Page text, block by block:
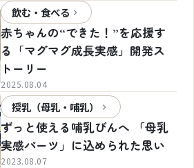
飲む・食べる
赤ちゃんの“できた！”を応援す
る「マグマグ成長実感」開発ス
トーリー
2025.08.04
授乳（母乳・哺乳）
ずっと使える哺乳びんへ 「母乳
実感パーツ」に込められた思い
2023.08.07